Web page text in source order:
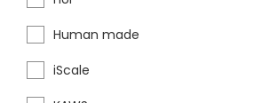
Human made
iScale